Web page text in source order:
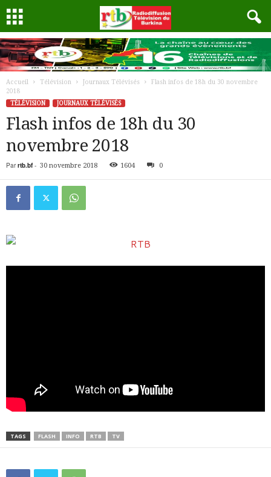
Accueil Télévision Journaux Télévisés
Flash infos de 18h du 30 novembre
2018
TÉLÉVISION
JOURNAUX TÉLÉVISÉS
Flash infos de 18h du 30
novembre 2018
Par rtb.bf- 30 novembre 2018 1604 0
TAGS FLASH INFO RTB TV